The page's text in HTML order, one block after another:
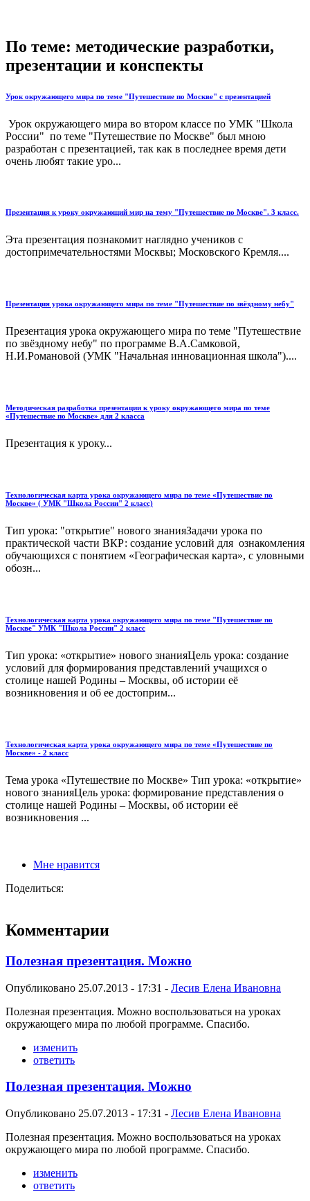
По теме: методические разработки,
презентации и конспекты
Урок окружающего мира по теме "Путешествие по Москве" с презентацией
Урок окружающего мира во втором классе по УМК "Школа
России" по теме "Путешествие по Москве" был мною
разработан с презентацией, так как в последнее время дети
очень любят такие уро...
Презентация к уроку окружающий мир на тему "Путешествие по Москве". 3 класс.
Эта презентация познакомит наглядно учеников с
достопримечательностями Москвы; Московского Кремля....
Презентация урока окружающего мира по теме "Путешествие по звёздному небу"
Презентация урока окружающего мира по теме "Путешествие
по звёздному небу" по программе В.А.Самковой,
Н.И.Романовой (УМК "Начальная инновационная школа")....
Методическая разработка презентации к уроку окружающего мира по теме
«Путешествие по Москве» для 2 класса
Презентация к уроку...
Технологическая карта урока окружающего мира по теме «Путешествие по
Москве» ( УМК "Школа России" 2 класс)
Тип урока: "открытие" нового знанияЗадачи урока по
практической части ВКР: создание условий для ознакомления
обучающихся с понятием «Географическая карта», с уловными
обозн...
Технологическая карта урока окружающего мира по теме "Путешествие по
Москве" УМК "Школа России" 2 класс
Тип урока: «открытие» нового знанияЦель урока: создание
условий для формирования представлений учащихся о
столице нашей Родины – Москвы, об истории её
возникновения и об ее достоприм...
Технологическая карта урока окружающего мира по теме «Путешествие по
Москве» - 2 класс
Тема урока «Путешествие по Москве» Тип урока: «открытие»
нового знанияЦель урока: формирование представления о
столице нашей Родины – Москвы, об истории её
возникновения ...
Мне нравится
Поделиться:
Комментарии
Полезная презентация. Можно
Опубликовано 25.07.2013 - 17:31 - Лесив Елена Ивановна
Полезная презентация. Можно воспользоваться на уроках
окружающего мира по любой программе. Спасибо.
изменить
ответить
Полезная презентация. Можно
Опубликовано 25.07.2013 - 17:31 - Лесив Елена Ивановна
Полезная презентация. Можно воспользоваться на уроках
окружающего мира по любой программе. Спасибо.
изменить
ответить